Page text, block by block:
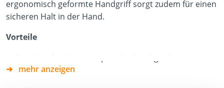
ergonomisch geformte Handgriff sorgt zudem für einen
sicheren Halt in der Hand.
Vorteile
12 Bits im ausfahrbarem Magazin
mehr anzeigen